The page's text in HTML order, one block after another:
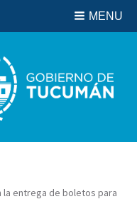
MENU
la entrega de boletos para